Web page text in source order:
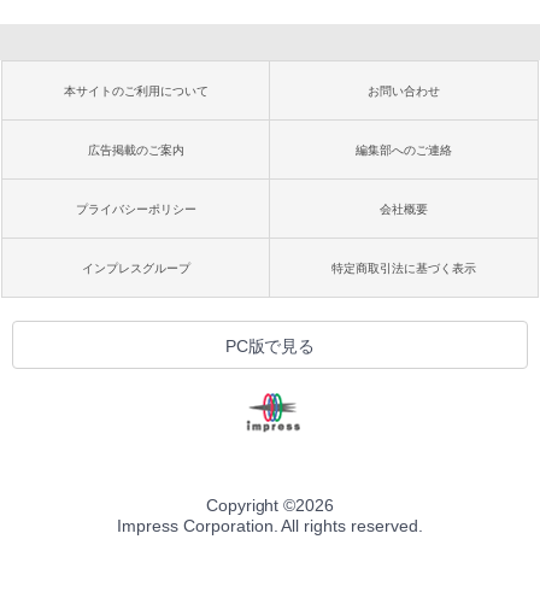
本サイトのご利用について お問い合わせ
広告掲載のご案内 編集部へのご連絡
プライバシーポリシー 会社概要
インプレスグループ 特定商取引法に基づく表示
PC版で見る
Copyright ©2026
Impress Corporation. All rights reserved.